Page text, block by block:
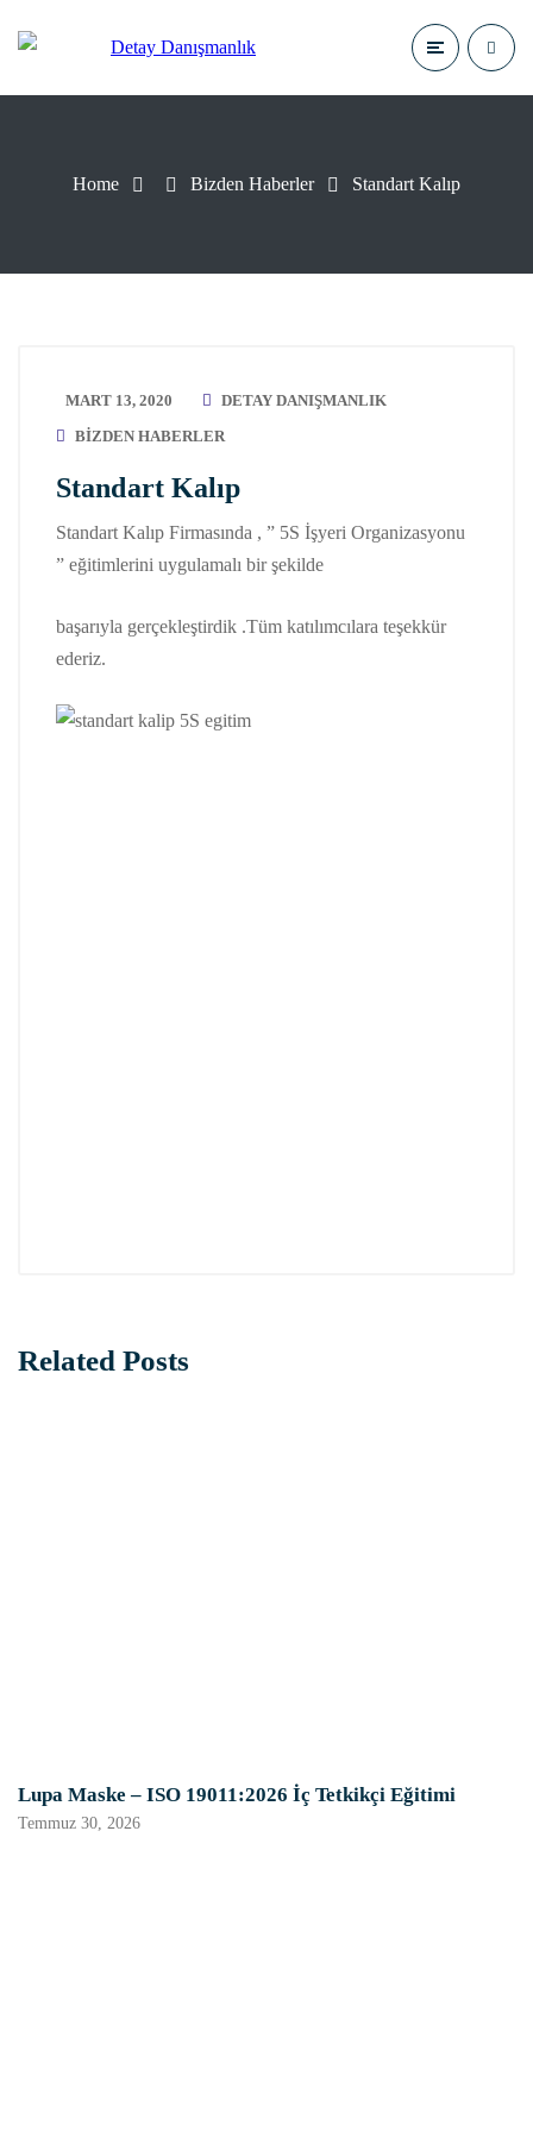
Home Bizden Haberler Standart Kalıp
MART 13, 2020
DETAY DANIŞMANLIK
BIZDEN HABERLER
Standart Kalıp
Standart Kalıp Firmasında , ” 5S İşyeri Organizasyonu
” eğitimlerini uygulamalı bir şekilde
başarıyla gerçekleştirdik .Tüm katılımcılara teşekkür
ederiz.
Related Posts
Lupa Maske – ISO 19011:2026 İç Tetkikçi Eğitimi
Temmuz 30, 2026